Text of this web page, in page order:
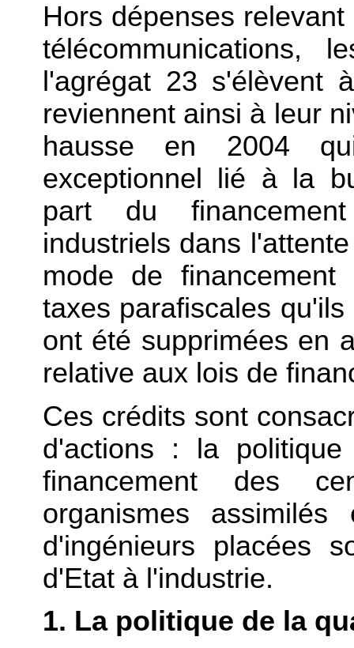
Hors dépenses
télécommunications,
l'agrégat 23 s'élèvent
reviennent ainsi à leur
hausse en 2004
exceptionnel lié à la
part du
industriels dans
mode de
taxes parafiscales
ont été supprimées en
relative aux lois de
Ces crédits sont
d'actions : la
financement des
organismes
d'ingénieurs placées
d'Etat à l'industrie.
1. La politique de la